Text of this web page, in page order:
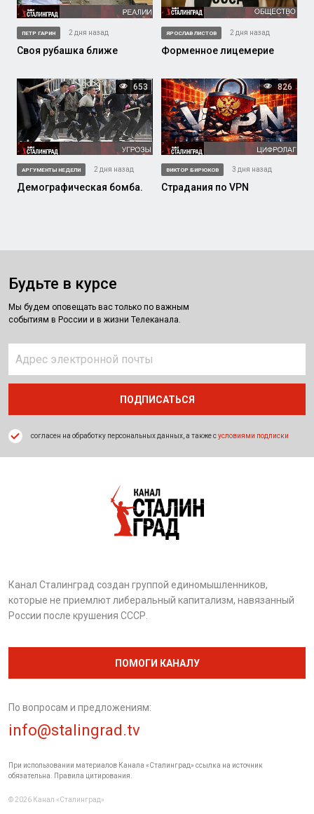
ПЕТР ГАРИН 2 дня назад
Своя рубашка ближе
ЯРОСЛАВ ЛИСТОВ 2 дня назад
Форменное лицемерие
653
АРГУМЕНТЫ НЕДЕЛИ 2 дня назад
Демографическая бомба.
826
ВИКТОР БИРЮКОВ 3 дня назад
Страдания по VPN
Будьте в курсе
Мы будем оповещать вас только по важным
событиям в России и в жизни Телеканала.
согласен на обработку персональных данных, а также сусловиями подписки
Канал Сталинград создан группой единомышленников,
которые не приемлют либеральный капитализм, навязанный
России после крушения СССР.
ПОМОГИ КАНАЛУ
По вопросам и предложениям:
info@stalingrad.tv
При использовании материалов Канала «Сталинград» ссылка на источник
обязательна. Правила цитирования.
© 2026 Канал «Сталинград»